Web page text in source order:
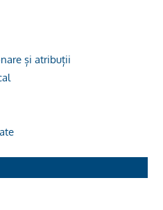
și atribuții